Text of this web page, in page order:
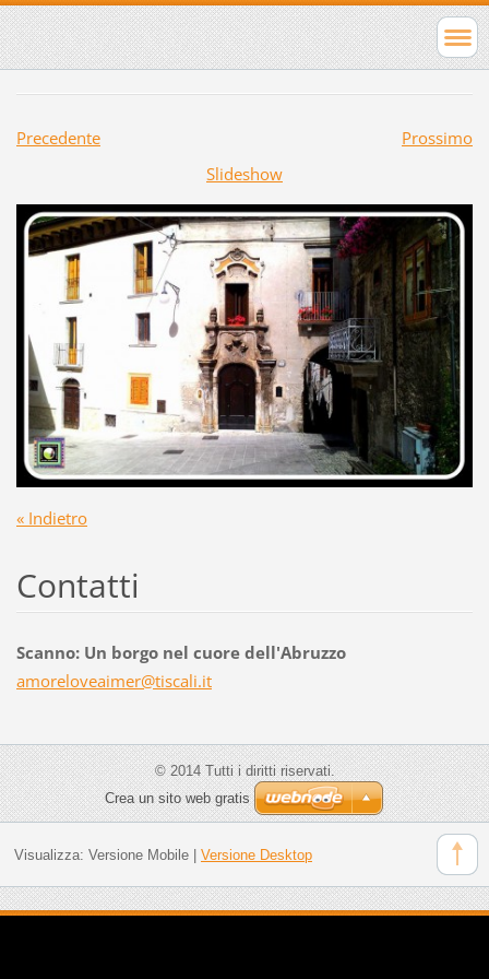
Precedente
Prossimo
Slideshow
« Indietro
Contatti
Scanno: Un borgo nel cuore dell'Abruzzo
amoreloveaimer@tiscali.it
© 2014 Tutti i diritti riservati.
Crea un sito web gratis
Visualizza: Versione Mobile| Versione Desktop